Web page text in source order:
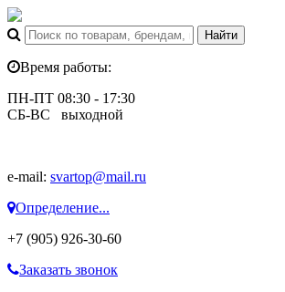
Время работы:
ПН-ПТ 08:30 - 17:30
СБ-ВС выходной
e-mail: svartop@mail.ru
Определение...
+7 (905) 926-30-60
Заказать звонок